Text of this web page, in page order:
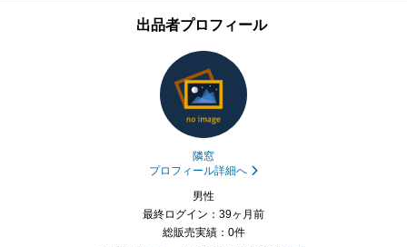
出品者プロフィール
隣窓
プロフィール詳細へ
男性
最終ログイン：39ヶ月前
総販売実績：0件